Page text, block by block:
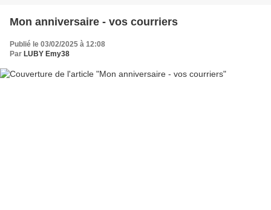
Mon anniversaire - vos courriers
Publié le 03/02/2025 à 12:08
Par LUBY Emy38